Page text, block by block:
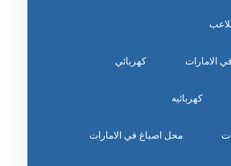
الامارات كهربائي
كهربائيه
محل اصباغ في الامارات